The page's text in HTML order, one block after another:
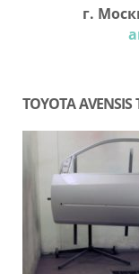
г.
TOYOTA AVENSIS